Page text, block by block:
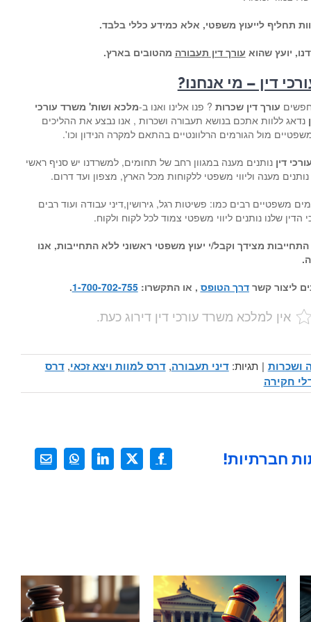
תחליף לייעוץ משפטי, אלא כמידע כללי בלבד.
יועץ שהוא עורך דין תעבורה מהטובים בארץ.
דין – מי אנחנו?
עורך דין שכרות ? פנו אלינו ואנו ב-מלכא ושות' משרד עורכי
נדאג ללוות אתכם בנושא תעבורה ושכרות , אנו נבצע את ההליכים
מול הגורמים הרלוונטיים בהתאם למקרה הנידון וכו'.
דין נותנים מענה במגוון רחב של תחומים, למשרדנו יש סניף ראשי
מענה וליווי משפטי ללקוחות מכל הארץ, מצפון ועד דרום.
משפטיים רבים כמו: פשיטות רגל, גירושין,דיני עבודה ועוד רבים
שלנו נותנים ליווי משפטי צמוד לכל לקוח ולקוח.
מצידך וקבל/י יעוץ משפטי ראשוני ללא התחייבות, אנו
ליצור קשרדרך הטופס , או התקשרו:1-700-702-755
.
אין למלכא משרד עורכי דין דירוג כעת.
ושכרות | תגיות:דיני תעבורה,דרס למוות ויצא זכאי,דרס
חקירה
חברתיות! Facebook
X
LinkedIn
WhatsApp
כתובת